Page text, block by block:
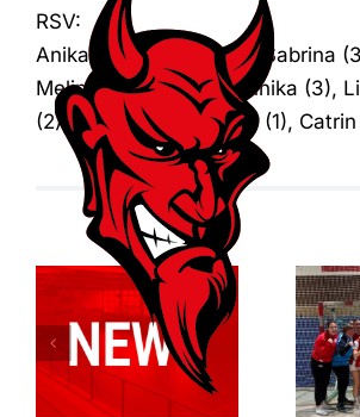
RSV:
Anika (Tor), Amelie (4), Sabrina
Melina (2), Nina (3), Annika (3),
(2), Vivi, Finja (2), Lena (1),
Anstehende
Testspiele
unserer
Senioren